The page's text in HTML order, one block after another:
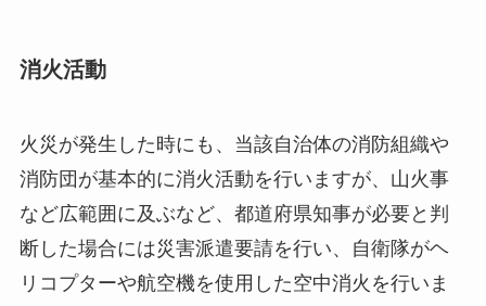
消火活動
火災が発生した時にも、当該自治体の消防組織や
消防団が基本的に消火活動を行いますが、山火事
など広範囲に及ぶなど、都道府県知事が必要と判
断した場合には災害派遣要請を行い、自衛隊がヘ
リコプターや航空機を使用した空中消火を行いま